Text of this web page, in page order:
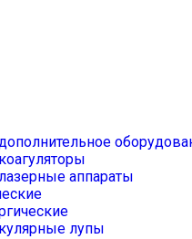
аппараты
лупы